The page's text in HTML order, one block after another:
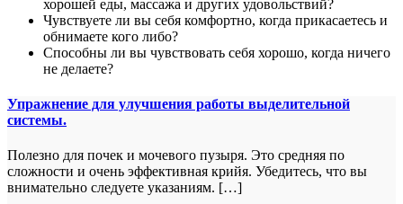
хорошей еды, массажа и других удовольствий?
Чувствуете ли вы себя комфортно, когда прикасаетесь и
обнимаете кого либо?
Способны ли вы чувствовать себя хорошо, когда ничего
не делаете?
Упражнение для улучшения работы выделительной
системы.
Полезно для почек и мочевого пузыря. Это средняя по
сложности и очень эффективная крийя. Убедитесь, что вы
внимательно следуете указаниям. […]